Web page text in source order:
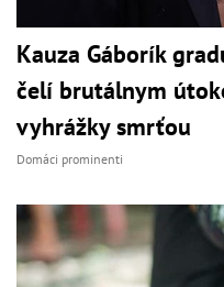
Kauza Gáborík
čelí brutálnym
vyhrážky smrťou
Domáci prominenti